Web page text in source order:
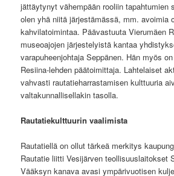
jättäytynyt vähempään rooliin tapahtumien
olen yhä niitä järjestämässä, mm. avoimia
kahvilatoimintaa. Päävastuuta Vierumäen
museoajojen järjestelyistä kantaa
varapuheenjohtaja Seppänen. Hän myös
Resiina-lehden päätoimittaja. Lahtelaiset
vahvasti rautatieharrastamisen kulttuuria
valtakunnallisellakin tasolla.
Rautatiekulttuurin vaalimista
Rautatiellä on ollut tärkeä merkitys
Rautatie liitti Vesijärven teollisuuslaitokset
Vääksyn kanava avasi ympärivuotisen